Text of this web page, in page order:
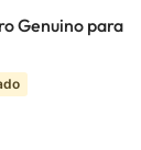
Genuino para